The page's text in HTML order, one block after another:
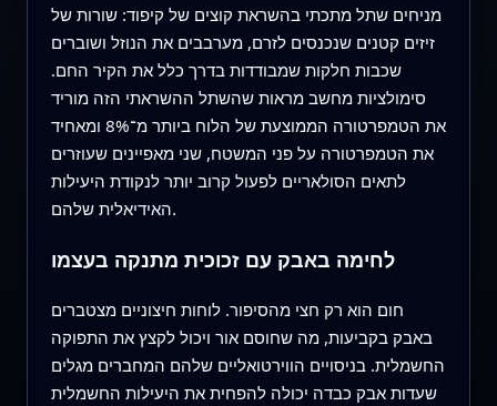
מניחים שתל מתכתי בהשראת קוצים של קיפוד: שורות של
זיזים קטנים שנכנסים לזרם, מערבבים את הנוזל ושוברים
שכבות חלקות שמבודדות בדרך כלל את הקיר החם.
סימולציות מחשב מראות שהשתל ההשראתי הזה מוריד
את הטמפרטורה הממוצעת של הלוח ביותר מ־8% ומאחיד
את הטמפרטורה על פני המשטח, שני מאפיינים שעוזרים
לתאים הסולאריים לפעול קרוב יותר לנקודת היעילות
האידיאלית שלהם.
לחימה באבק עם זכוכית מתנקה בעצמו
חום הוא רק חצי מהסיפור. לוחות חיצוניים מצטברים
באבק בקביעות, מה שחוסם אור ויכול לקצץ את התפוקה
החשמלית. בניסויים הווירטואליים שלהם המחברים מגלים
שעדות אבק כבדה יכולה להפחית את היעילות החשמלית